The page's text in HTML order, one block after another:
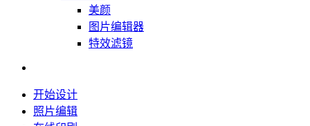
美颜
图片编辑器
特效滤镜
开始设计
照片编辑